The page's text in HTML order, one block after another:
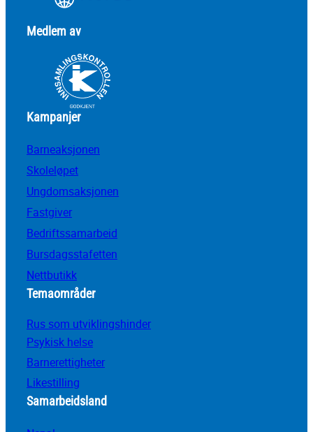
Medlem av
Kampanjer
Barneaksjonen
Skoleløpet
Ungdomsaksjonen
Fastgiver
Bedriftssamarbeid
Bursdagsstafetten
Nettbutikk
Temaområder
Rus som utviklingshinder
Psykisk helse
Barnerettigheter
Likestilling
Samarbeidsland